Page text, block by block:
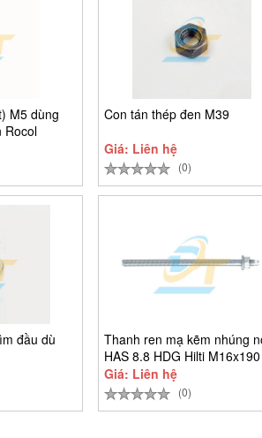
M5 dùng
Rocol
Con tán thép đen M39
Giá: Liên hệ
(0)
đầu dù
Thanh ren mạ kẽm nhúng
HAS 8.8 HDG Hilti M16x190
Giá: Liên hệ
(0)